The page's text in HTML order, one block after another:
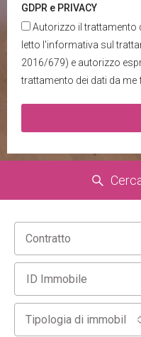
GDPR e PRIVACY
Autorizzo il trattamento
letto l'informativa sul
2016/679) e autorizzo
trattamento dei dati da me
Contratto
Tipologia di immobile